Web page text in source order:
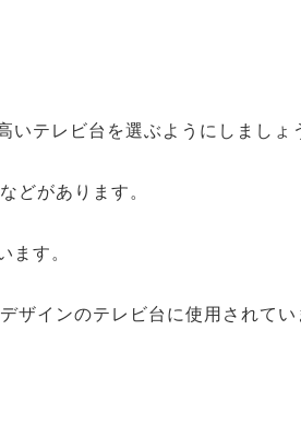
テレビ台を選ぶようにしましょ
どがあります。
ます。
ザインのテレビ台に使用されてい